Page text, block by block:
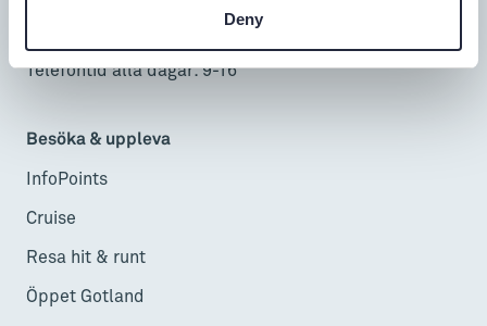
Deny
Telefontid alla dagar: 9-16
Besöka & uppleva
InfoPoints
Cruise
Resa hit & runt
Öppet Gotland